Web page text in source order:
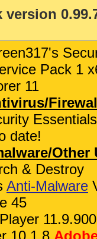
version
Pack 1
11
Essentials
date!
& Destroy
Anti-Malware
45